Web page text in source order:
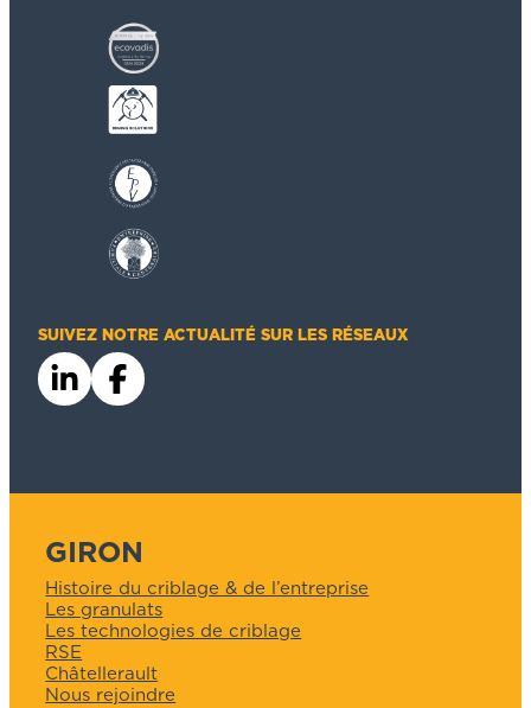
SUIVEZ NOTRE ACTUALITÉ SUR LES RÉSEAUX
GIRON
Histoire du criblage & de l’entreprise
Les granulats
Les technologies de criblage
RSE
Châtellerault
Nous rejoindre